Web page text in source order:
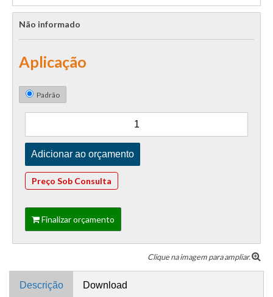
Não informado
Aplicação
Padrão
Preço Sob Consulta
Finalizar orçamento
Clique na imagem para ampliar.
Descrição Download